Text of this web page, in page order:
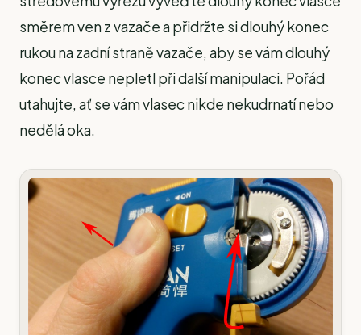
směrem ven z vazače a přidržte si dlouhý konec
rukou na zadní straně vazače, aby se vám dlouhý
konec vlasce nepletl při další manipulaci. Pořád
utahujte, ať se vám vlasec nikde nekudrnatí nebo
nedělá oka.